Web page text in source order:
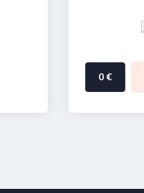
0 €